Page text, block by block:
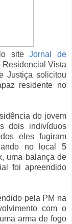
siteJornal de
Residencial Vista
Justiça solicitou
residente no
do jovem
dois indivíduos
eles fugiram
no local 5
uma balança de
foi apreendido
pela PM na
com o
arma de fogo